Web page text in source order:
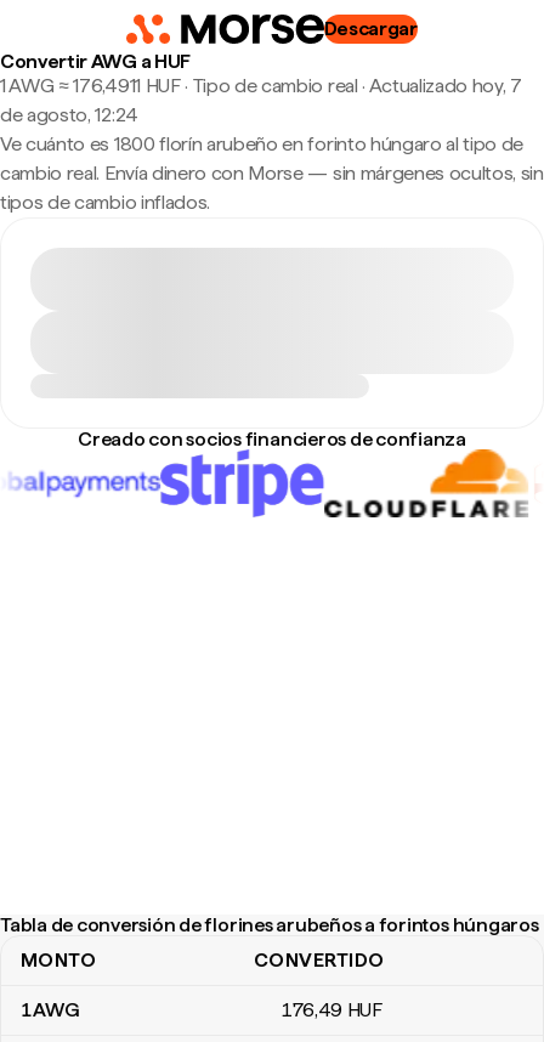
Descargar
Convertir AWG a HUF
1 AWG ≈ 176,4911 HUF · Tipo de cambio real · Actualizado hoy, 7
de agosto, 12:24
Ve cuánto es 1800 florín arubeño en forinto húngaro al tipo de
cambio real. Envía dinero con Morse — sin márgenes ocultos, sin
tipos de cambio inflados.
Creado con socios financieros de confianza
Tabla de conversión de florines arubeños a forintos húngaros
Tabla de conversión de florines arubeños a forintos húngaros
MONTO CONVERTIDO
1AWG 176,49 HUF